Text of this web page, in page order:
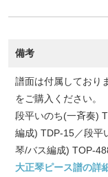
備考
譜面は付属しており
をご購入ください。
段平いのち(一斉奏)
編成) TDP-15／段平
琴/バス編成) TOP-
大正琴ピース譜の詳